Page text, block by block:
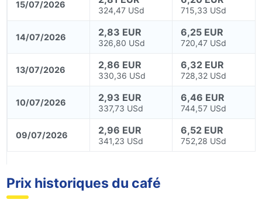
15/07/2026
324,47 USd 715,33 USd
14/07/2026 2,83 EUR
326,80 USd
6,25 EUR
720,47 USd
13/07/2026 2,86 EUR
330,36 USd
6,32 EUR
728,32 USd
10/07/2026 2,93 EUR
337,73 USd
6,46 EUR
744,57 USd
09/07/2026 2,96 EUR
341,23 USd
6,52 EUR
752,28 USd
Prix historiques du café